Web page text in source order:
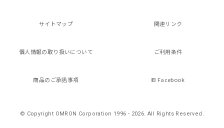
サイトマップ 関連リンク
個人情報の取り扱いについて ご利用条件
商品のご承諾事項 Facebook
© Copyright OMRON Corporation 1996 - 2026.All Rights Reserved.